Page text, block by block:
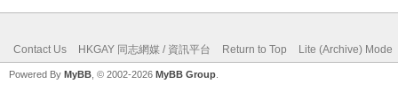
Contact Us HKGAY 同志網媒 / 資訊平台 Return to Top Lite (Archive) Mode
Powered By MyBB , © 2002-2026 MyBB Group